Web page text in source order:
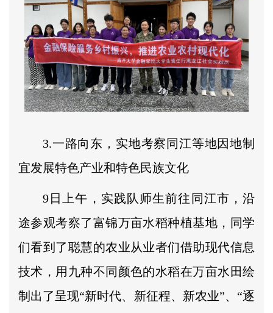
3.一路向东，实地考察同江等地因地制
宜发展特色产业和特色民族文化
9日上午，实践队师生前往同江市，沿
途参观考察了富锦万亩水稻种植基地，同学
们看到了聪慧的农业从业者们借助现代信息
技术，用九种不同颜色的水稻在万亩水田绘
制出了呈现“新时代、新征程、新农业”、“逐